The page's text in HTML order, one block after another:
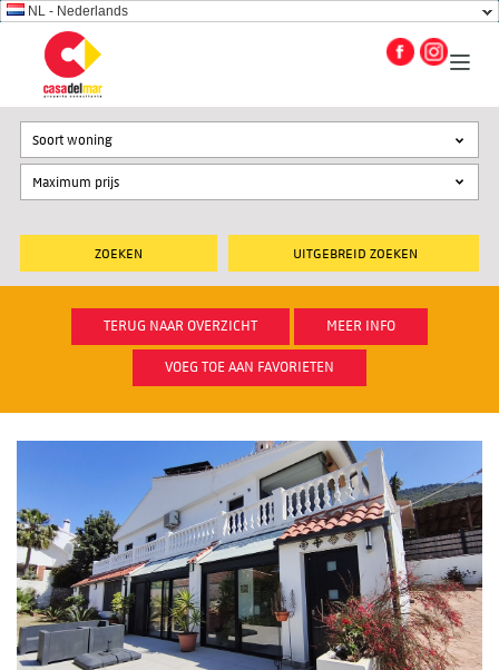
NL - Nederlands
UITGEBREID ZOEKEN
Soort woning
TERUG NAAR OVERZICHT MEER INFO
VOEG TOE AAN FAVORIETEN